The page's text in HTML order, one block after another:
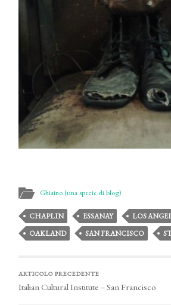
Ghiaino (una specie di blog)
CHAPLIN ESSANAY LOS
OAKLAND
SAN FRANCISCO
ARTICOLO PRECEDENTE
Italian Cultural Institute – San Francisco